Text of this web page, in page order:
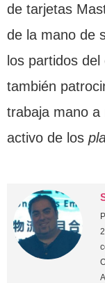
de tarjetas
de la mano de
los partidos
también
trabaja mano a
activo de los